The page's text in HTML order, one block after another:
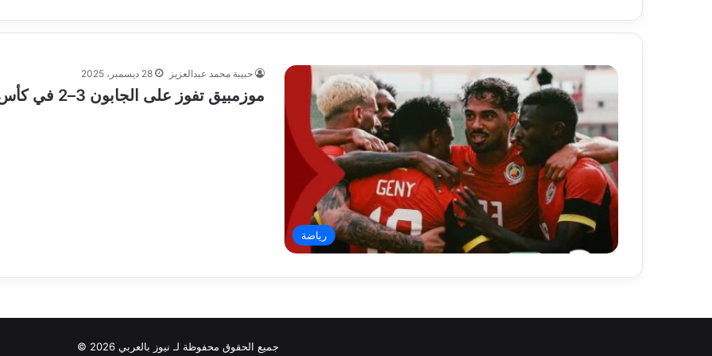
رياضة
حبيبة محمد عبدالعزيز 28 ديسمبر، 2025
موزمبيق تفوز على الجابون 3–2 في كأس أمم إفريقيا 2025
جميع الحقوق محفوظة لـ نيوز بالعربي 2026 ©